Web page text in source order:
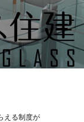
える制度が